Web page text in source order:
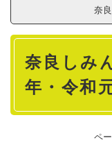
奈
本
奈良しみ
年・令和
ペ